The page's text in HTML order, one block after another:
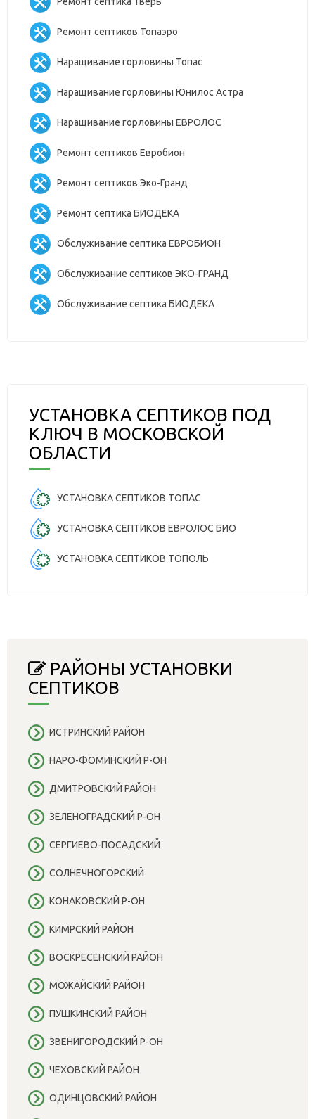
Ремонт септиков Топаэро
Наращивание горловины Топас
Наращивание горловины Юнилос Астра
Наращивание горловины ЕВРОЛОС
Ремонт септиков Евробион
Ремонт септиков Эко-Гранд
Ремонт септика БИОДЕКА
Обслуживание септика ЕВРОБИОН
Обслуживание септиков ЭКО-ГРАНД
Обслуживание септика БИОДЕКА
УСТАНОВКА СЕПТИКОВ ПОД
КЛЮЧ В МОСКОВСКОЙ
ОБЛАСТИ
УСТАНОВКА СЕПТИКОВ ТОПАС
УСТАНОВКА СЕПТИКОВ ЕВРОЛОС БИО
УСТАНОВКА СЕПТИКОВ ТОПОЛЬ
РАЙОНЫ УСТАНОВКИ
СЕПТИКОВ
ИСТРИНСКИЙ РАЙОН
НАРО-ФОМИНСКИЙ Р-ОН
ДМИТРОВСКИЙ РАЙОН
ЗЕЛЕНОГРАДСКИЙ Р-ОН
СЕРГИЕВО-ПОСАДСКИЙ
СОЛНЕЧНОГОРСКИЙ
КОНАКОВСКИЙ Р-ОН
КИМРСКИЙ РАЙОН
ВОСКРЕСЕНСКИЙ РАЙОН
МОЖАЙСКИЙ РАЙОН
ПУШКИНСКИЙ РАЙОН
ЗВЕНИГОРОДСКИЙ Р-ОН
ЧЕХОВСКИЙ РАЙОН
ОДИНЦОВСКИЙ РАЙОН